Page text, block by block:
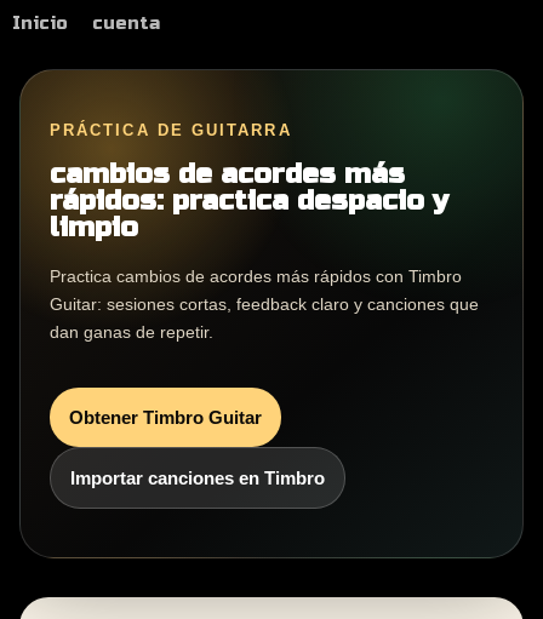
Inicio cuenta
PRÁCTICA DE GUITARRA
cambios de acordes más
rápidos: practica despacio y
limpio
Practica cambios de acordes más rápidos con Timbro
Guitar: sesiones cortas, feedback claro y canciones que
dan ganas de repetir.
Obtener Timbro Guitar
Importar canciones en Timbro